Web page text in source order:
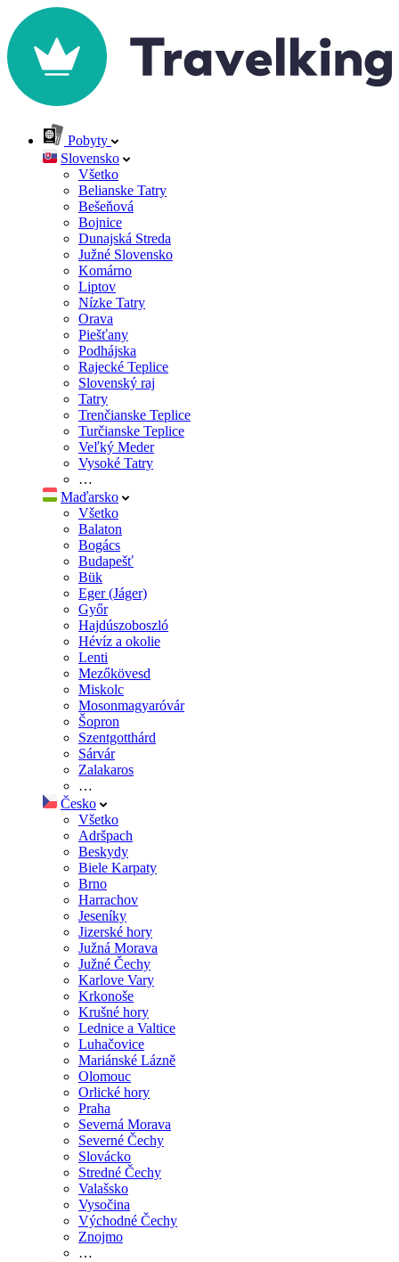
Pobyty
Slovensko
Všetko
Belianske Tatry
Bešeňová
Bojnice
Dunajská Streda
Južné Slovensko
Komárno
Liptov
Nízke Tatry
Orava
Piešťany
Podhájska
Rajecké Teplice
Slovenský raj
Tatry
Trenčianske Teplice
Turčianske Teplice
Veľký Meder
Vysoké Tatry
…
Maďarsko
Všetko
Balaton
Bogács
Budapešť
Bük
Eger (Jáger)
Győr
Hajdúszoboszló
Hévíz a okolie
Lenti
Mezőkövesd
Miskolc
Mosonmagyaróvár
Šopron
Szentgotthárd
Sárvár
Zalakaros
…
Česko
Všetko
Adršpach
Beskydy
Biele Karpaty
Brno
Harrachov
Jeseníky
Jizerské hory
Južná Morava
Južné Čechy
Karlove Vary
Krkonoše
Krušné hory
Lednice a Valtice
Luhačovice
Mariánské Lázně
Olomouc
Orlické hory
Praha
Severná Morava
Severné Čechy
Slovácko
Stredné Čechy
Valašsko
Vysočina
Východné Čechy
Znojmo
…